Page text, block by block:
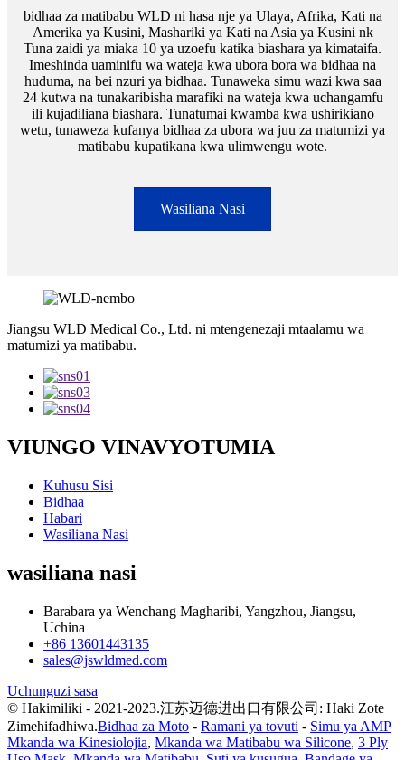
bidhaa za matibabu WLD ni hasa nje ya Ulaya, Afrika, Kati na
Amerika ya Kusini, Mashariki ya Kati na Asia ya Kusini nk
Tuna zaidi ya miaka 10 ya uzoefu katika biashara ya kimataifa.
Imeshinda uaminifu wa wateja kwa ubora bora wa bidhaa na
huduma, na bei nzuri ya bidhaa. Tunaweka simu wazi kwa saa
24 kutwa na tunakaribisha marafiki na wateja kwa uchangamfu
ili kujadiliana biashara. Tunatumai kwamba kwa ushirikiano
wetu, tunaweza kufanya bidhaa za ubora wa juu za matumizi ya
matibabu kupatikana kwa ulimwengu wote.
Wasiliana Nasi
Jiangsu WLD Medical Co., Ltd. ni mtengenezaji mtaalamu wa
matumizi ya matibabu.
VIUNGO VINAVYOTUMIA
Kuhusu Sisi
Bidhaa
Habari
Wasiliana Nasi
wasiliana nasi
Barabara ya Wenchang Magharibi, Yangzhou, Jiangsu,
Uchina
+86 13601443135
sales@jswldmed.com
Uchunguzi sasa
© Hakimiliki - 2021-2023.江苏迈德进出口有限公司: Haki Zote
Zimehifadhiwa.Bidhaa za Moto - Ramani ya tovuti - Simu ya AMP
Mkanda wa Kinesiolojia, Mkanda wa Matibabu wa Silicone, 3 Ply